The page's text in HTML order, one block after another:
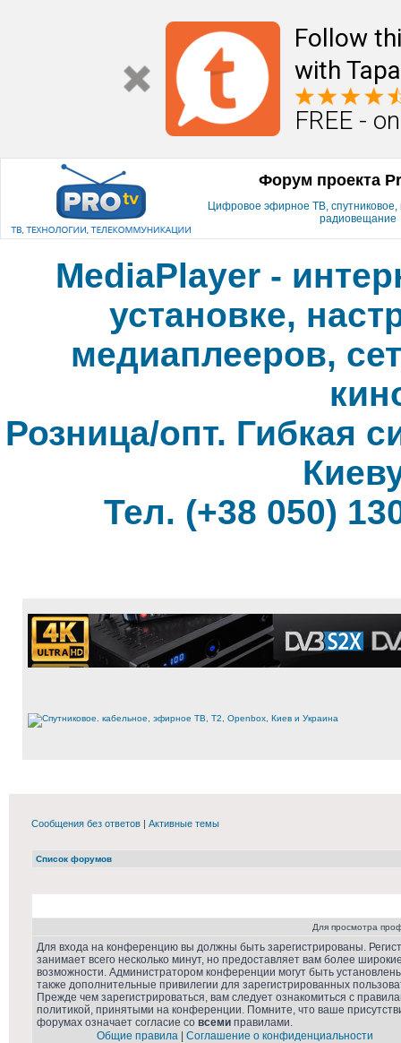
Follow
with
FREE -
Форум проекта
Цифровое эфирное ТВ, спутниковое,
радиовещание
MediaPlayer -
установке,
медиаплееров,
Розница/опт. Гибкая
Тел. (+38 050)
Сообщения без ответов | Активные темы
Список форумов
Для просмотра
Для входа на конференцию вы должны быть зарегистрированы.
занимает всего несколько минут, но предоставляет вам более
возможности. Администратором конференции могут быть
также дополнительные привилегии для зарегистрированных
Прежде чем зарегистрироваться, вам следует ознакомиться с
политикой, принятыми на конференции. Помните, что ваше
форумах означает согласие со всеми правилами.
Общие правила
Соглашение о конфиденциальности